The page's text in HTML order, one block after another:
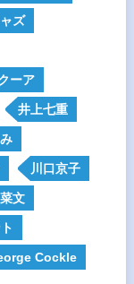
ズ
ーア
井上七重
川口京子
文
Cockle